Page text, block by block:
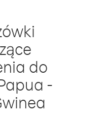
do
-